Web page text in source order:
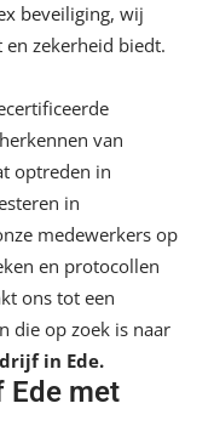
beveiliging, wij
zekerheid biedt.
van
optreden in
in
medewerkers op
en protocollen
ons tot een
die op zoek is naar
in Ede.
Ede met